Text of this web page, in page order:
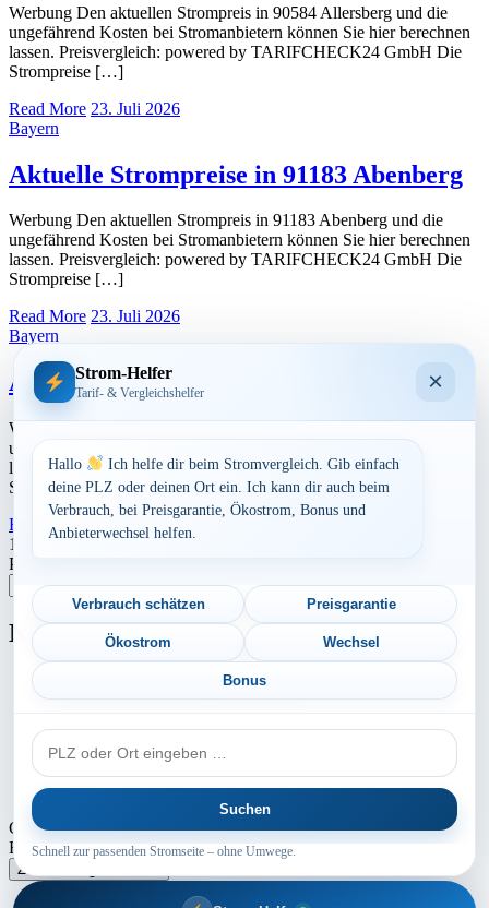
Werbung Den aktuellen Strompreis in 90584 Allersberg und die
ungefährend Kosten bei Stromanbietern können Sie hier berechnen
lassen. Preisvergleich: powered by TARIFCHECK24 GmbH Die
Strompreise […]
Read More 23. Juli 2026
Bayern
Aktuelle Strompreise in 91183 Abenberg
Werbung Den aktuellen Strompreis in 91183 Abenberg und die
ungefährend Kosten bei Stromanbietern können Sie hier berechnen
lassen. Preisvergleich: powered by TARIFCHECK24 GmbH Die
Strompreise […]
Read More 23. Juli 2026
Bayern
Aktuelle Strompreise in 91180 Heideck
Werbung Den aktuellen Strompreis in 91180 Heideck und die
ungefährend Kosten bei Stromanbietern können Sie hier berechnen
lassen. Preisvergleich: powered by TARIFCHECK24 GmbH Die
Strompreise […]
Read More
23. Juli 2026
Seitennummerierung
der
Beiträge
1
Nächste
Postleitzahl eingeben
Suchen
Neu berechnet
Aktuelle Strompreise in 79224 Umkirch
Aktuelle Strompreise in 73571 Göggingen
Aktuelle Strompreise in 55619 Hennweiler
Copyright © 2024 - 2026 INTERMEDIA GROUP - Theme Marsh
Blog byCreativ Themes
Zustimmung verwalten
Strom-Helfer
Tarif- & Vergleichshelfer ×
Hallo
Ich helfe dir beim Stromvergleich. Gib einfach
deine PLZ oder deinen Ort ein. Ich kann dir auch beim
Verbrauch, bei Preisgarantie, Ökostrom, Bonus und
Anbieterwechsel helfen.
Verbrauch schätzen Preisgarantie
Ökostrom Wechsel
Bonus
PLZ
oder
Ort
Suchen
Schnell zur passenden Stromseite – ohne Umwege.